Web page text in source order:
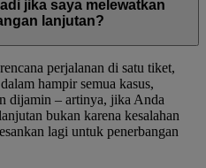
jika saya melewatkan
lanjutan?
perjalanan di satu tiket,
hampir semua kasus,
dijamin – artinya, jika Anda
bukan karena kesalahan
lagi untuk penerbangan